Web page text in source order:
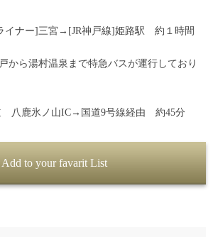
イナー]三宮→[JR神戸線]姫路駅 約１時間
から湯村温泉まで特急バスが運行しており
八鹿氷ノ山IC→国道9号線経由 約45分
Add to your favarit List